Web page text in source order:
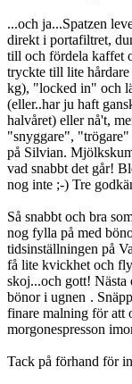
...och ja...Spatzen
direkt i portafiltret,
till och fördela kaffet
tryckte till lite
kg), "locked in" och
(eller..har ju haft
halvåret) eller nå't,
"snyggare",
på Silvian.
vad snabbt det går!
nog inte ;-) Tre
Så snabbt och bra
nog fylla på med
tidsinställningen på
få lite kvickhet och
skoj...och gott! Nästa
bönor i ugnen .
finare malning för att
morgonespresson
Tack på förhand för